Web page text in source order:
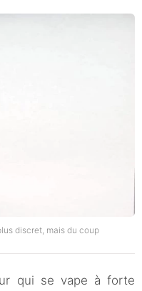
discret, mais du coup
qui se vape à forte